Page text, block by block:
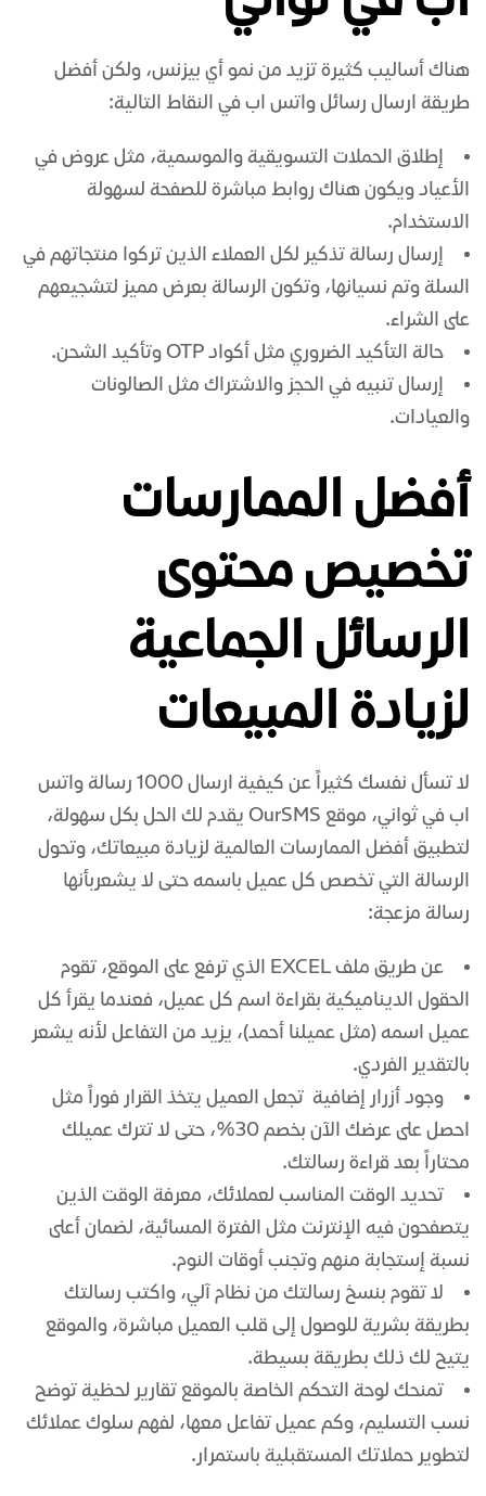
هناك أساليب كثيرة تزيد من نمو أي بيزنس، ولكن أفضل
طريقة ارسال رسائل واتس اب في النقاط التالية:
إطلاق الحملات التسويقية والموسمية، مثل عروض في
الأعياد ويكون هناك روابط مباشرة للصفحة لسهولة
الاستخدام.
إرسال رسالة تذكير لكل العملاء الذين تركوا منتجاتهم في
السلة وتم نسيانها، وتكون الرسالة بعرض مميز لتشجيعهم
على الشراء.
حالة التأكيد الضروري مثل أكواد OTP وتأكيد الشحن.
إرسال تنبيه في الحجز والاشتراك مثل الصالونات
والعيادات.
أفضل الممارسات
تخصيص محتوى
الرسائل الجماعية
لزيادة المبيعات
لا تسأل نفسك كثيراً عن كيفية ارسال 1000 رسالة واتس
اب في ثواني، موقع OurSMS يقدم لك الحل بكل سهولة،
لتطبيق أفضل الممارسات العالمية لزيادة مبيعاتك، وتحول
الرسالة التي تخصص كل عميل باسمه حتى لا يشعربأنها
رسالة مزعجة:
عن طريق ملف EXCEL الذي ترفع على الموقع، تقوم
الحقول الديناميكية بقراءة اسم كل عميل، فعندما يقرأ كل
عميل اسمه (مثل عميلنا أحمد)، يزيد من التفاعل لأنه يشعر
بالتقدير الفردي.
وجود أزرار إضافية تجعل العميل يتخذ القرار فوراً مثل
احصل على عرضك الآن بخصم 30%، حتى لا تترك عميلك
محتاراً بعد قراءة رسالتك.
تحديد الوقت المناسب لعملائك، معرفة الوقت الذين
يتصفحون فيه الإنترنت مثل الفترة المسائية، لضمان أعلى
نسبة إستجابة منهم وتجنب أوقات النوم.
لا تقوم بنسخ رسالتك من نظام آلي، واكتب رسالتك
بطريقة بشرية للوصول إلى قلب العميل مباشرة، والموقع
يتيح لك ذلك بطريقة بسيطة.
تمنحك لوحة التحكم الخاصة بالموقع تقارير لحظية توضح
نسب التسليم، وكم عميل تفاعل معها، لفهم سلوك عملائك
لتطوير حملاتك المستقبلية باستمرار.